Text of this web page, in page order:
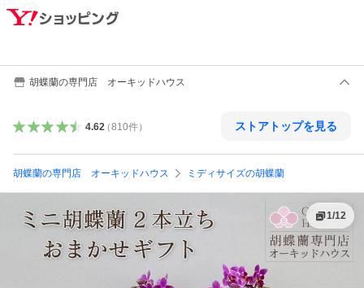
胡蝶蘭の専門店 オーキッドハウス
4.62（810件） ストアトップを見る
胡蝶蘭の専門店 オーキッドハウス ミディサイズの胡蝶蘭
1/12